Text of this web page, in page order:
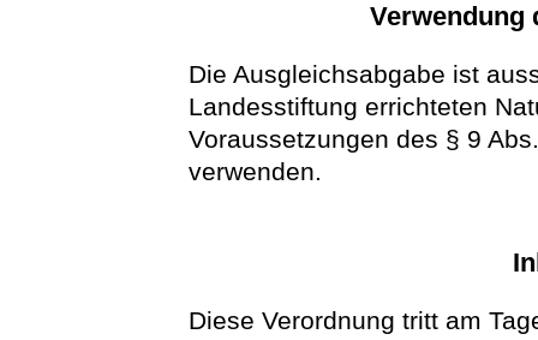
Verwendung
Die Ausgleichsabgabe ist
Landesstiftung errichteten
Voraussetzungen des § 9
verwenden.
Diese Verordnung tritt am